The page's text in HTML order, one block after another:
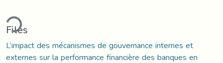
Files
L’impact des mécanismes de gouvernance internes et
externes sur la performance financière des banques en